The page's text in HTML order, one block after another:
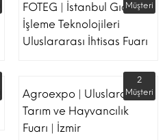
FOTEG | İstanbul Gıda
İşleme Teknolojileri
Uluslararası İhtisas Fuarı
Müşteri
Agroexpo | Uluslararası
Tarım ve Hayvancılık
Fuarı | İzmir
2
Müşteri